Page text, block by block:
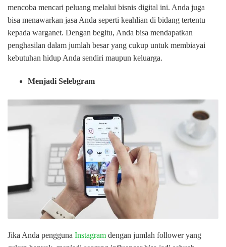
mencoba mencari peluang melalui bisnis digital ini. Anda juga
bisa menawarkan jasa Anda seperti keahlian di bidang tertentu
kepada warganet. Dengan begitu, Anda bisa mendapatkan
penghasilan dalam jumlah besar yang cukup untuk membiayai
kebutuhan hidup Anda sendiri maupun keluarga.
Menjadi Selebgram
Jika Anda pengguna Instagram dengan jumlah follower yang